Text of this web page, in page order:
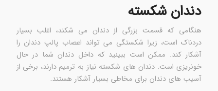
دندان شکسته
هنگامی که قسمت بزرگی از دندان می شکند، اغلب بسیار
دردناک است، زیرا شکستگی می تواند اعصاب پالپ دندان را
آشکار کند. ممکن است ببینید که داخل دندان شما در حال
خونریزی است. دندان های شکسته نیاز به ترمیم دارند، برخی از
آسیب های دندان برای مخاطی بسیار آشکار هستند.